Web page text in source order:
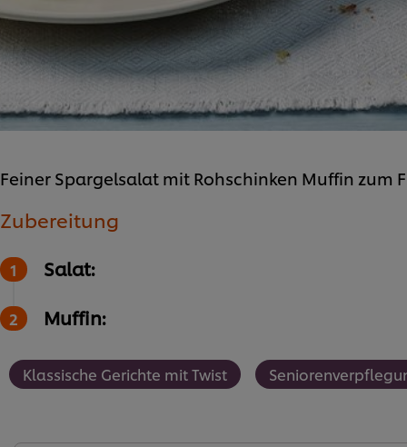
Feiner Spargelsalat mit Rohschinken Muffin zum
Zubereitung
Salat:
Muffin:
Klassische Gerichte mit Twist